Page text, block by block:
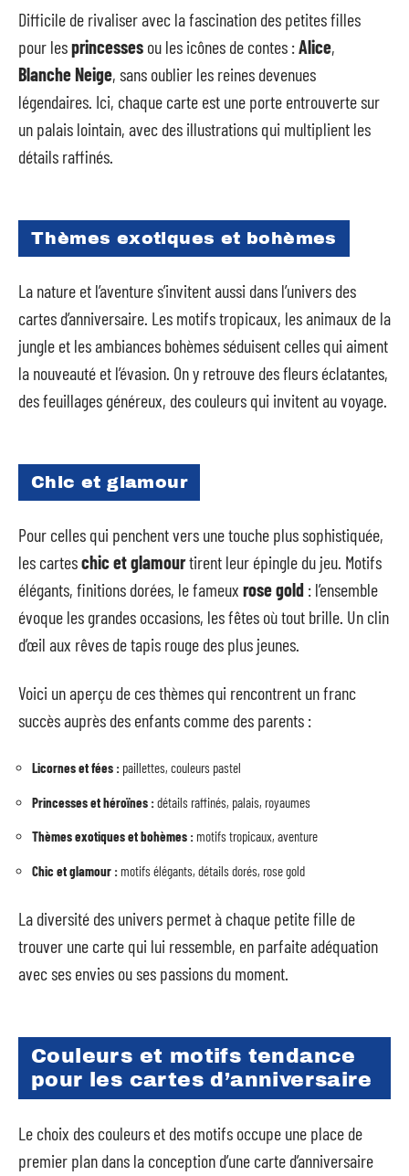
Difficile de rivaliser avec la fascination des petites filles
pour lesprincesses ou les icônes de contes :Alice,
Blanche Neige, sans oublier les reines devenues
légendaires. Ici, chaque carte est une porte entrouverte sur
un palais lointain, avec des illustrations qui multiplient les
détails raffinés.
Thèmes exotiques et bohèmes
La nature et l’aventure s’invitent aussi dans l’univers des
cartes d’anniversaire. Les motifs tropicaux, les animaux de la
jungle et les ambiances bohèmes séduisent celles qui aiment
la nouveauté et l’évasion. On y retrouve des fleurs éclatantes,
des feuillages généreux, des couleurs qui invitent au voyage.
Chic et glamour
Pour celles qui penchent vers une touche plus sophistiquée,
les carteschic et glamourtirent leur épingle du jeu. Motifs
élégants, finitions dorées, le fameux rose gold : l’ensemble
évoque les grandes occasions, les fêtes où tout brille. Un clin
d’œil aux rêves de tapis rouge des plus jeunes.
Voici un aperçu de ces thèmes qui rencontrent un franc
succès auprès des enfants comme des parents :
Licornes et fées : paillettes, couleurs pastel
Princesses et héroïnes :détails raffinés, palais, royaumes
Thèmes exotiques et bohèmes : motifs tropicaux, aventure
Chic et glamour : motifs élégants, détails dorés, rose gold
La diversité des univers permet à chaque petite fille de
trouver une carte qui lui ressemble, en parfaite adéquation
avec ses envies ou ses passions du moment.
Couleurs et motifs tendance
pour les cartes d’anniversaire
Le choix des couleurs et des motifs occupe une place de
premier plan dans la conception d’une carte d’anniversaire